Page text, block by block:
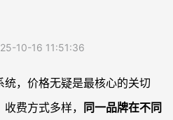
？靠谱吗？
小型美容店？
10-16 11:51:36
统，价格无疑是最核心的关切
费方式多样，
同一品牌在不同